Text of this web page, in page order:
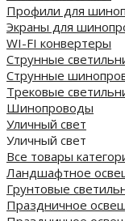
Профили для
Экраны для
WI-FI конвертеры
Струнные
Струнные
Трековые
Шинопроводы
Уличный свет
Уличный свет
Все товары
Ландшафтное
Грунтовые
Праздничное